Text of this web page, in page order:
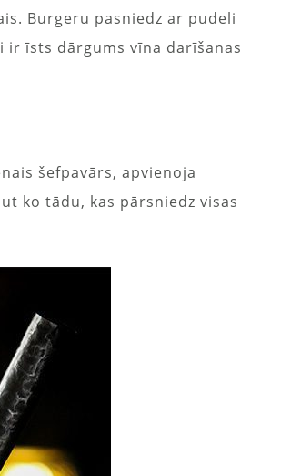
Burgeru pasniedz ar pudeli
ir īsts dārgums vīna darīšanas
šefpavārs, apvienoja
ko tādu, kas pārsniedz visas